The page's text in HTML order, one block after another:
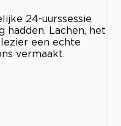
24-uurssessie
hadden. Lachen, het
een echte
vermaakt.